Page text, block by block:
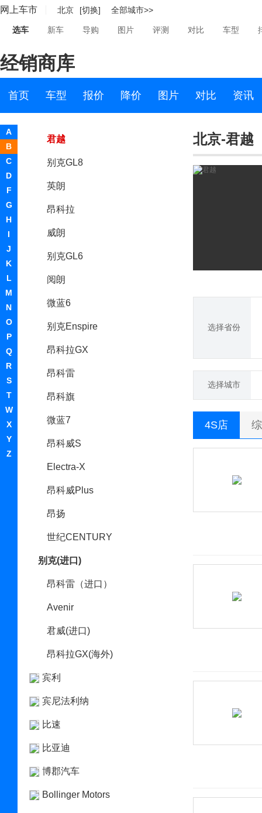
网上车市 北京 [切换] 全部城市>>
选车 新车 导购 图片 评测 对比 车型
经销商库
首页 车型 报价 降价 图片 对比 资讯
A
B
C
D
F
G
H
I
J
K
L
M
N
O
P
Q
R
S
T
W
X
Y
Z
别克
凯越
君威
君越
别克GL8
英朗
昂科拉
威朗
别克GL6
阅朗
微蓝6
别克Enspire
昂科拉GX
昂科雷
昂科旗
微蓝7
昂科威S
Electra-X
昂科威Plus
昂扬
世纪CENTURY
别克(进口)
昂科雷（进口）
Avenir
君威(进口)
昂科拉GX(海外)
宾利
宾尼法利纳
比速
比亚迪
博郡汽车
Bollinger Motors
北京-君越
选择省份
选择城市
4S店